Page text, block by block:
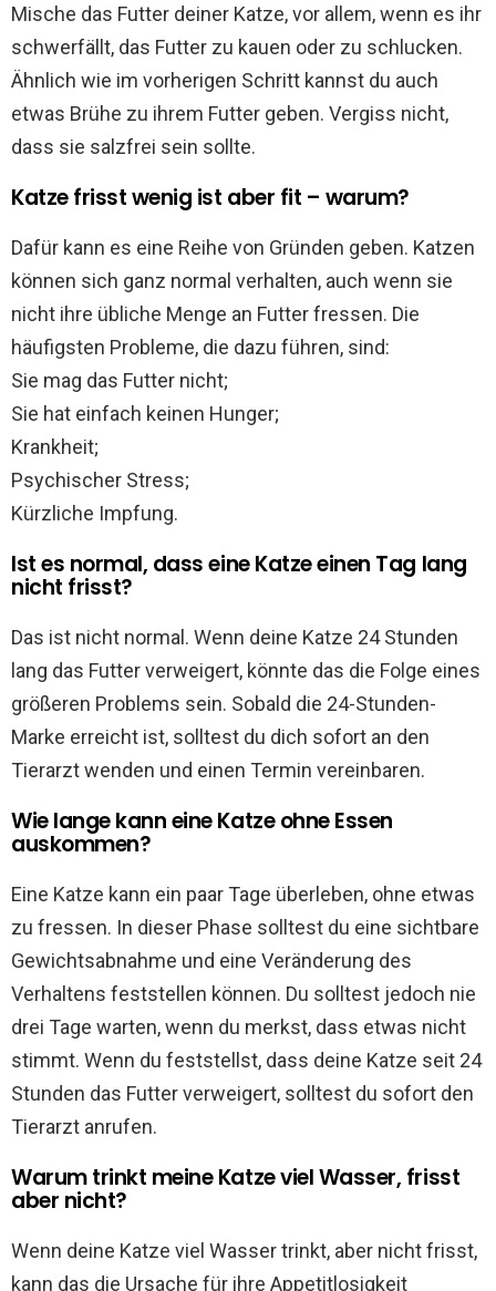
Mische das Futter deiner Katze, vor allem, wenn es ihr
schwerfällt, das Futter zu kauen oder zu schlucken.
Ähnlich wie im vorherigen Schritt kannst du auch
etwas Brühe zu ihrem Futter geben. Vergiss nicht,
dass sie salzfrei sein sollte.
Katze frisst wenig ist aber fit – warum?
Dafür kann es eine Reihe von Gründen geben. Katzen
können sich ganz normal verhalten, auch wenn sie
nicht ihre übliche Menge an Futter fressen. Die
häufigsten Probleme, die dazu führen, sind:
Sie mag das Futter nicht;
Sie hat einfach keinen Hunger;
Krankheit;
Psychischer Stress;
Kürzliche Impfung.
Ist es normal, dass eine Katze einen Tag lang
nicht frisst?
Das ist nicht normal. Wenn deine Katze 24 Stunden
lang das Futter verweigert, könnte das die Folge eines
größeren Problems sein. Sobald die 24-Stunden-
Marke erreicht ist, solltest du dich sofort an den
Tierarzt wenden und einen Termin vereinbaren.
Wie lange kann eine Katze ohne Essen
auskommen?
Eine Katze kann ein paar Tage überleben, ohne etwas
zu fressen. In dieser Phase solltest du eine sichtbare
Gewichtsabnahme und eine Veränderung des
Verhaltens feststellen können. Du solltest jedoch nie
drei Tage warten, wenn du merkst, dass etwas nicht
stimmt. Wenn du feststellst, dass deine Katze seit 24
Stunden das Futter verweigert, solltest du sofort den
Tierarzt anrufen.
Warum trinkt meine Katze viel Wasser, frisst
aber nicht?
Wenn deine Katze viel Wasser trinkt, aber nicht frisst,
kann das die Ursache für ihre Appetitlosigkeit